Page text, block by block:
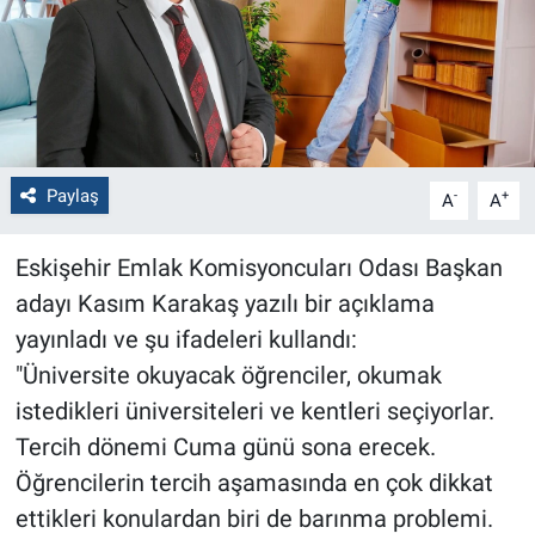
Paylaş A- A+
Eskişehir Emlak Komisyoncuları Odası Başkan
adayı Kasım Karakaş yazılı bir açıklama
yayınladı ve şu ifadeleri kullandı:
"Üniversite okuyacak öğrenciler, okumak
istedikleri üniversiteleri ve kentleri seçiyorlar.
Tercih dönemi Cuma günü sona erecek.
Öğrencilerin tercih aşamasında en çok dikkat
ettikleri konulardan biri de barınma problemi.
Kütahya
Gezi
Genel
Çevre
Yerel
Magazin
Bilim ve Teknoloji